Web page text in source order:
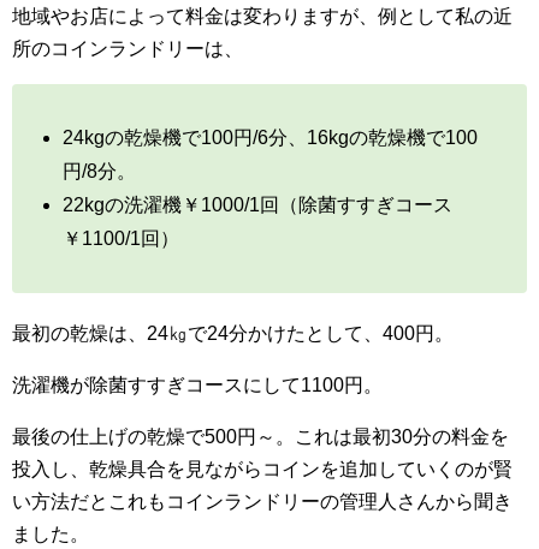
地域やお店によって料金は変わりますが、例として私の近
所のコインランドリーは、
24kgの乾燥機で100円/6分、16kgの乾燥機で100
円/8分。
22kgの洗濯機￥1000/1回（除菌すすぎコース
￥1100/1回）
最初の乾燥は、24㎏で24分かけたとして、400円。
洗濯機が除菌すすぎコースにして1100円。
最後の仕上げの乾燥で500円～。これは最初30分の料金を
投入し、乾燥具合を見ながらコインを追加していくのが賢
い方法だとこれもコインランドリーの管理人さんから聞き
ました。